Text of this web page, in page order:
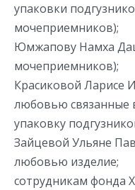
упаковки
мочеприемников);
Юмжапову Намха
мочеприемников);
Красиковой Ларисе
любовью связанные
упаковку
Зайцевой Ульяне
любовью изделие;
сотрудникам фонда